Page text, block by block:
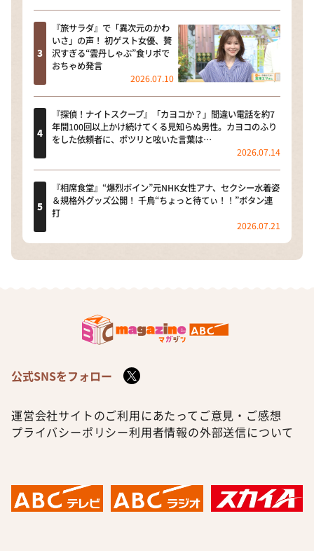
『旅サラダ』で「異次元のかわ
いさ」の声！ 初ゲスト女優、贅
沢すぎる“雲丹しゃぶ”食リポで
おちゃめ発言
2026.07.10
『探偵！ナイトスクープ』「カヨコか？」間違い電話を約7
年間100回以上かけ続けてくる見知らぬ男性。カヨコのふり
をした依頼者に、ポツリと呟いた言葉は…
2026.07.14
『相席食堂』“爆烈ボイン”元NHK女性アナ、セクシー水着姿
＆規格外グッズ公開！ 千鳥“ちょっと待てぃ！！”ボタン連
打
2026.07.21
公式SNSをフォロー
運営会社サイトのご利用にあたって ご意見・ご感想
プライバシーポリシー利用者情報の外部送信について